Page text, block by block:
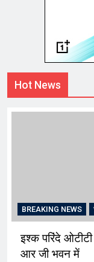
Hot News
BREAKING NEWS
इश्क परिंदे
आर जी भवन में